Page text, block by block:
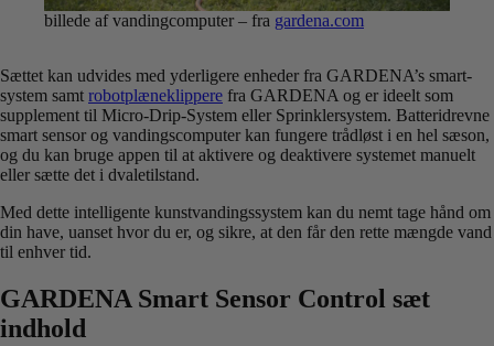
billede af vandingcomputer – fra gardena.com
Sættet kan udvides med yderligere enheder fra GARDENA’s smart-
system samt robotplæneklippere fra GARDENA og er ideelt som
supplement til Micro-Drip-System eller Sprinklersystem. Batteridrevne
smart sensor og vandingscomputer kan fungere trådløst i en hel sæson,
og du kan bruge appen til at aktivere og deaktivere systemet manuelt
eller sætte det i dvaletilstand.
Med dette intelligente kunstvandingssystem kan du nemt tage hånd om
din have, uanset hvor du er, og sikre, at den får den rette mængde vand
til enhver tid.
GARDENA Smart Sensor Control sæt
indhold